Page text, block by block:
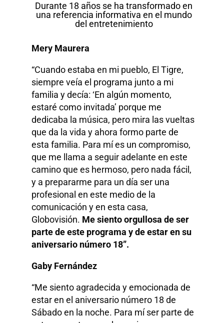
Durante 18 años se ha transformado en
una referencia informativa en el mundo
del entretenimiento
Mery Maurera
“Cuando estaba en mi pueblo, El Tigre,
siempre veía el programa junto a mi
familia y decía: ‘En algún momento,
estaré como invitada’ porque me
dedicaba la música, pero mira las vueltas
que da la vida y ahora formo parte de
esta familia. Para mí es un compromiso,
que me llama a seguir adelante en este
camino que es hermoso, pero nada fácil,
y a prepararme para un día ser una
profesional en este medio de la
comunicación y en esta casa,
Globovisión. Me siento orgullosa de ser
parte de este programa y de estar en su
aniversario número 18”.
Gaby Fernández
“Me siento agradecida y emocionada de
estar en el aniversario número 18 de
Sábado en la noche. Para mí ser parte de